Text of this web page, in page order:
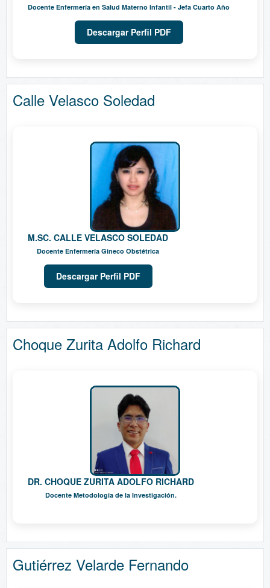
Docente Enfermería en Salud Materno Infantil - Jefa Cuarto Año
Descargar Perfil PDF
Calle Velasco Soledad
M.SC. CALLE VELASCO SOLEDAD
Docente Enfermería Gineco Obstétrica
Descargar Perfil PDF
Choque Zurita Adolfo Richard
DR. CHOQUE ZURITA ADOLFO RICHARD
Docente Metodología de la Investigación.
Gutiérrez Velarde Fernando